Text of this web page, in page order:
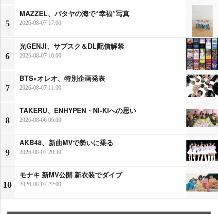
5
MAZZEL、パタヤの海で“幸福”写真
2026-08-07 17:00
6
光GENJI、サブスク＆DL配信解禁
2026-08-07 10:00
7
BTS×オレオ、特別企画発表
2026-08-07 11:00
8
TAKERU、ENHYPEN・NI-KIへの思い
2026-08-06 06:00
9
AKB48、新曲MVで勢いに乗る
2026-08-07 20:30
10
モナキ 新MV公開 新衣装でダイブ
2026-08-07 22:00